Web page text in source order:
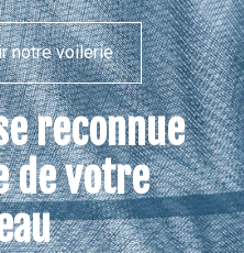
notre voilerie
reconnue
de votre